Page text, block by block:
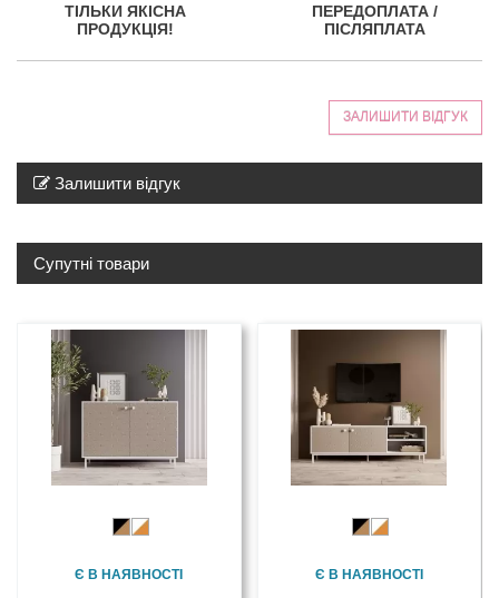
ТІЛЬКИ ЯКІСНА
ПРОДУКЦІЯ!
ПЕРЕДОПЛАТА /
ПІСЛЯПЛАТА
ЗАЛИШИТИ ВІДГУК
Залишити відгук
Супутні товари
Є В НАЯВНОСТІ Є В НАЯВНОСТІ